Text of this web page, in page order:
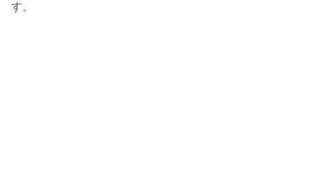
す。